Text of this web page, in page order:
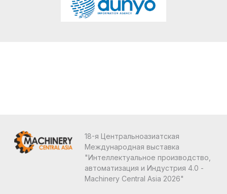
18-я Центральноазиатская
Международная выставка
"Интеллектуальное производство,
автоматизация и Индустрия 4.0 -
Machinery Central Asia 2026"